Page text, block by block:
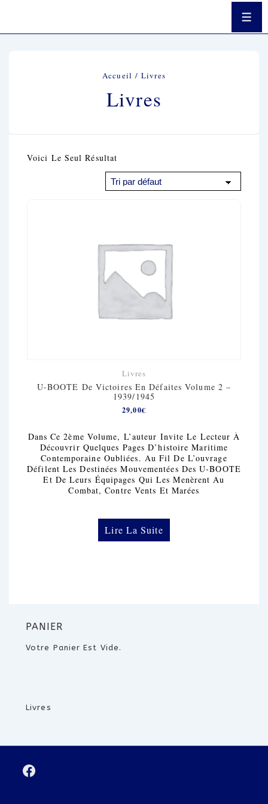
Contenu
Accueil / Livres
Livres
Voici Le Seul Résultat
Livres
U-BOOTE De Victoires En Défaites Volume 2 –
1939/1945
29,00€
Dans Ce 2ème Volume, L’auteur Invite Le Lecteur À
Découvrir Quelques Pages D’histoire Maritime
Contemporaine Oubliées. Au Fil De L’ouvrage
Défilent Les Destinées Mouvementées Des U-BOOTE
Et De Leurs Équipages Qui Les Menèrent Au
Combat, Contre Vents Et Marées
Lire La Suite
PANIER
Votre Panier Est Vide.
Livres